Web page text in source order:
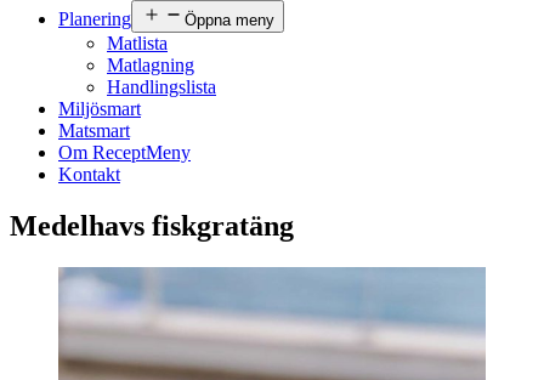
Planering
Öppna meny
Matlista
Matlagning
Handlingslista
Miljösmart
Matsmart
Om ReceptMeny
Kontakt
Medelhavs fiskgratäng